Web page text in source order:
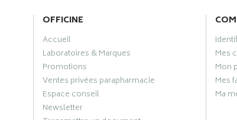
OFFICINE
Accueil
Laboratoires & Marques
Promotions
Ventes privées parapharmacie
Espace conseil
Newsletter
Mes
Mon
Mes
Ma